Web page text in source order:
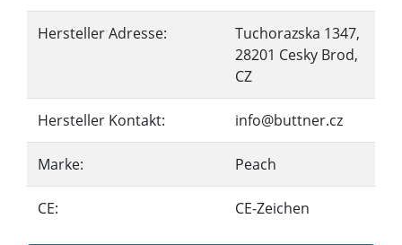
Hersteller Adresse:
Tuchorazska 1347,
28201 Cesky Brod,
CZ
Hersteller Kontakt: info@buttner.cz
Marke: Peach
CE: CE-Zeichen